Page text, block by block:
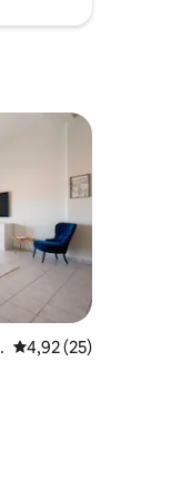
4,92 de uma
4,92 (25)